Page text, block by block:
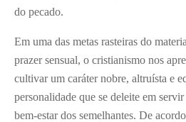
do pecado.
Em uma das metas rasteiras do
prazer sensual, o cristianismo nos
cultivar um caráter nobre, altruísta e
personalidade que se deleite em
bem-estar dos semelhantes. De